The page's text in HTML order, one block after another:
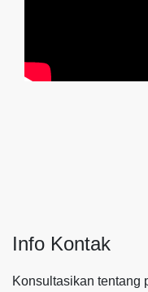
Info Kontak
Konsultasikan tentang